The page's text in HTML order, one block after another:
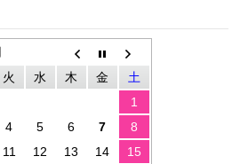
火 水 木 金
土
1
4 5 6 7
8
11 12 13 14
15